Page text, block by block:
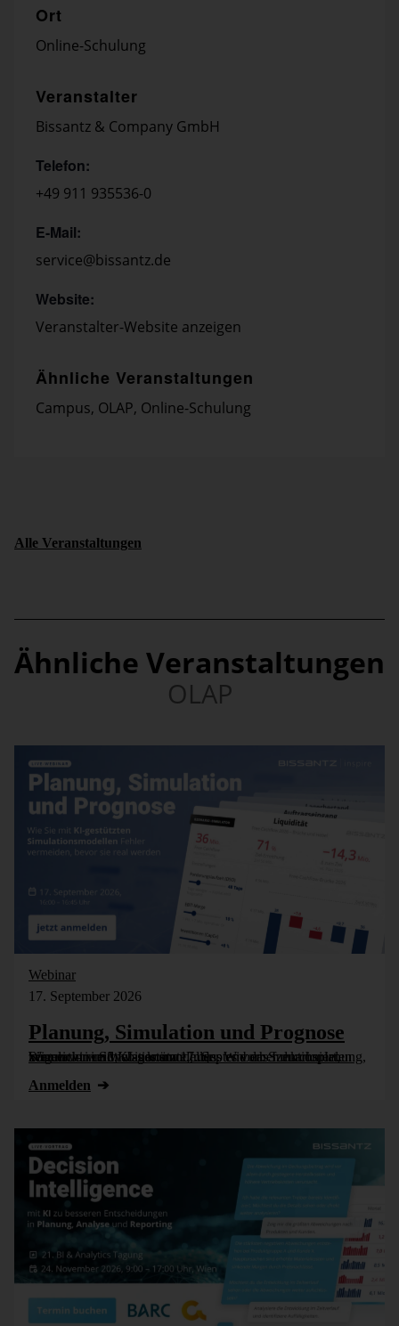
Ort
Online-Schulung
Veranstalter
Bissantz & Company GmbH
Telefon:
+49 911 935536-0
E-Mail:
service@bissantz.de
Website:
Veranstalter-Website anzeigen
Ähnliche Veranstaltungen
Campus, OLAP, Online-Schulung
Alle Veranstaltungen
Ähnliche Veranstaltungen
OLAP
Webinar
17. September 2026
Planung, Simulation und Prognose
Wer nicht weiß, was kommt, muss es vorher durchspielen können – in Simulationsmodellen. Wie das funktioniert, zeigen wir im Webinar am 17. September: Szenarioplanung, Simulation und KI-gestützte [...]
Anmelden